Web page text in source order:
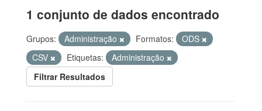
1 conjunto de dados encontrado
Grupos: Administração Formatos:
ODS
CSV
Etiquetas:
Administração
Filtrar Resultados